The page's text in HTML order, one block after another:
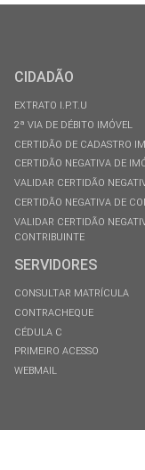
CIDADÃO
EXTRATO I.P.T.U
2ª VIA DE DÉBITO IMÓVEL
CERTIDÃO DE CADASTRO
CERTIDÃO NEGATIVA DE
VALIDAR CERTIDÃO
CERTIDÃO NEGATIVA DE
VALIDAR CERTIDÃO
CONTRIBUINTE
SERVIDORES
CONSULTAR MATRÍCULA
CONTRACHEQUE
CÉDULA C
PRIMEIRO ACESSO
WEBMAIL